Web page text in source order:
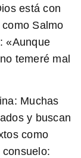
está con
Salmo
«Aunque
temeré mal
Muchas
y buscan
como